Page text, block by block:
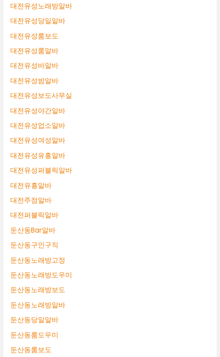
대전유성노래방알바
대전유성당일알바
대전유성룸보도
대전유성룸알바
대전유성바알바
대전유성밤알바
대전유성보도사무실
대전유성야간알바
대전유성업소알바
대전유성여성알바
대전유성유흥알바
대전유성퍼블릭알바
대전유흥알바
대전주점알바
대전퍼블릭알바
둔산동Bar알바
둔산동구인구직
둔산동노래방고정
둔산동노래방도우미
둔산동노래방보도
둔산동노래방알바
둔산동당일알바
둔산동룸도우미
둔산동룸보도